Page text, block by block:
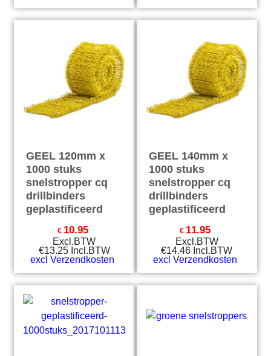
GEEL 120mm x
1000 stuks
snelstropper cq
drillbinders
geplastificeerd
€ 10.95
Excl.BTW
€13.25 Incl.BTW
excl Verzendkosten
GEEL 140mm x
1000 stuks
snelstropper cq
drillbinders
geplastificeerd
€ 11.95
Excl.BTW
€14.46 Incl.BTW
excl Verzendkosten